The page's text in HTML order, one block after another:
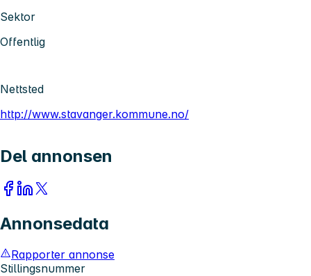
Sektor
Offentlig
Nettsted
http://www.stavanger.kommune.no/
Del annonsen
Annonsedata
Rapporter annonse
Stillingsnummer